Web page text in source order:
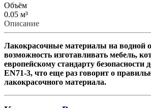
Объём
0.05 м³
Описание
Лакокрасочные материалы на водной
возможность изготавливать мебель,
европейскому стандарту безопасности
EN71-3, что еще раз говорит о
лакокрасочного материала.